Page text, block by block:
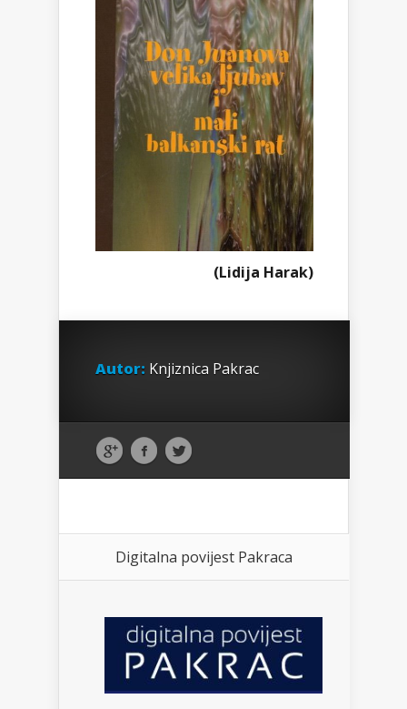
(Lidija Harak)
Autor: Knjiznica Pakrac
Digitalna povijest Pakraca